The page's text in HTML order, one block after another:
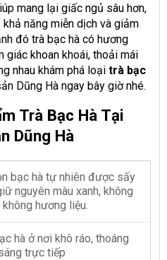
mang lại giấc ngủ sâu hơn,
khả năng miễn dịch và giảm
đó trà bạc hà có hương
giác khoan khoái, thoải mái
nhau khám phá loại trà bạc
Dũng Hà ngay bây giờ nhé.
Trà Bạc Hà Tại
Dũng Hà
bạc hà tự nhiên được sấy
nguyên màu xanh, không
hương liệu.
hà ở nơi khô ráo, thoáng
trực tiếp